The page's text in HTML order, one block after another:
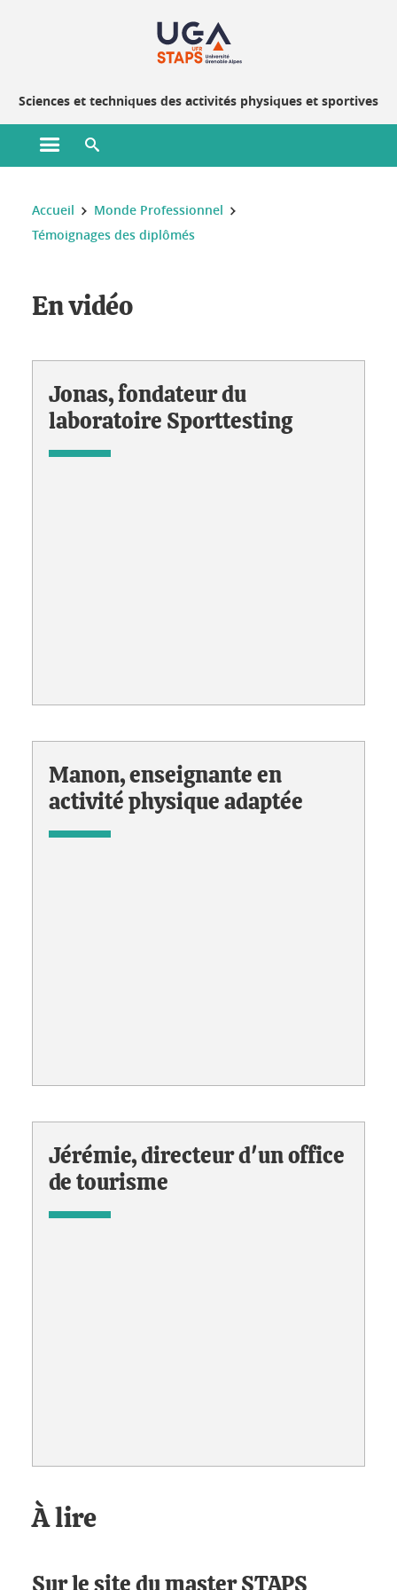
Sciences et techniques des activités physiques et sportives
Ouvrir le menu principal
Vous êtes ici :
Accueil
Monde Professionnel
Témoignages des diplômés
Témoignages des diplômés
En vidéo
Jonas, fondateur du
laboratoire Sporttesting
Manon, enseignante en
activité physique adaptée
Jérémie, directeur d'un office
de tourisme
À lire
Sur le site du master STAPS